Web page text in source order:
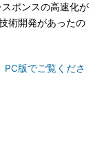
ポンスの高速化が
術開発があったの
PC版でご覧くださ